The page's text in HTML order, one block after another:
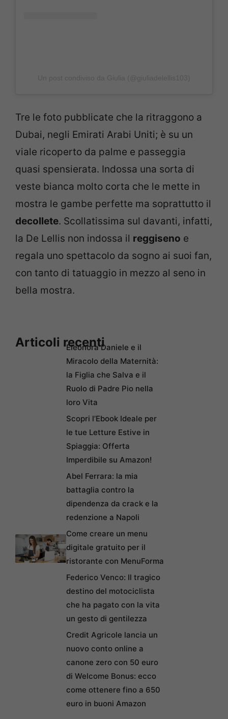
Tre le foto pubblicate che la ritraggono a
Dubai, negli Emirati Arabi Uniti; è su un
viale ricoperto da palme e passeggia
quasi spensierata. Indossa una sorta di
veste bianca molto corta che le mette in
mostra le gambe perfette ma soprattutto il
decollete. Scollatissima sul davanti, infatti,
la De Lellis non indossa il reggiseno e
regala uno spettacolo da sogno ai suoi fan,
con tanto di tatuaggio in mezzo al seno in
bella mostra.
Articoli recentiEleonora Daniele e il
Miracolo della Maternità:
la Figlia che Salva e il
Ruolo di Padre Pio nella
loro Vita
Scopri l’Ebook Ideale per
le tue Letture Estive in
Spiaggia: Offerta
Imperdibile su Amazon!
Abel Ferrara: la mia
battaglia contro la
dipendenza da crack e la
redenzione a Napoli
Come creare un menu
digitale gratuito per il
ristorante con MenuForma
Federico Venco: Il tragico
destino del motociclista
che ha pagato con la vita
un gesto di gentilezza
Credit Agricole lancia un
nuovo conto online a
canone zero con 50 euro
di Welcome Bonus: ecco
come ottenere fino a 650
euro in buoni Amazon